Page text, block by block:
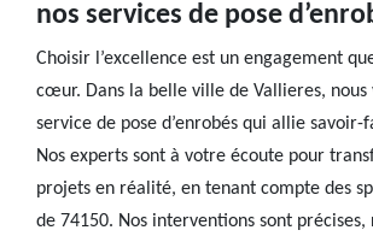
nos services de pose
Choisir l’excellence est un engagement
cœur. Dans la belle ville de Vallieres, nous
service de pose d’enrobés qui allie
Nos experts sont à votre écoute pour
projets en réalité, en tenant compte des
de 74150. Nos interventions sont précises,